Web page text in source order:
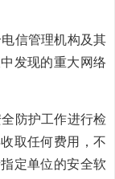
信管理机构及其
发现的重大网络
防护工作进行检
取任何费用，不
定单位的安全软